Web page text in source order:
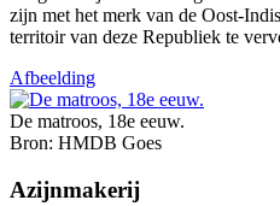
zijn met het merk van de Oost-
territoir van deze Republiek te
Afbeelding
De matroos, 18e eeuw.
Bron: HMDB Goes
Azijnmakerij